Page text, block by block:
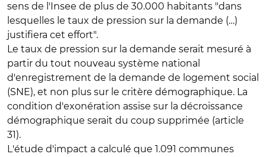
sens de l'Insee de plus de 30.000 habitants "dans
lesquelles le taux de pression sur la demande (…)
justifiera cet effort".
Le taux de pression sur la demande serait mesuré à
partir du tout nouveau système national
d'enregistrement de la demande de logement social
(SNE), et non plus sur le critère démographique. La
condition d'exonération assise sur la décroissance
démographique serait du coup supprimée (article
31).
L'étude d'impact a calculé que 1.091 communes